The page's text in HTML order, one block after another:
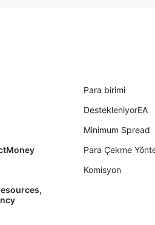
hissetmeleri için en
ruz. Bu sayfadaki bilgi
yer alan işlem
er olduğunu
r. Bu mesajın
Para birimi
DestekleniyorEA
Minimum Spread
Para Çekme
Komisyon